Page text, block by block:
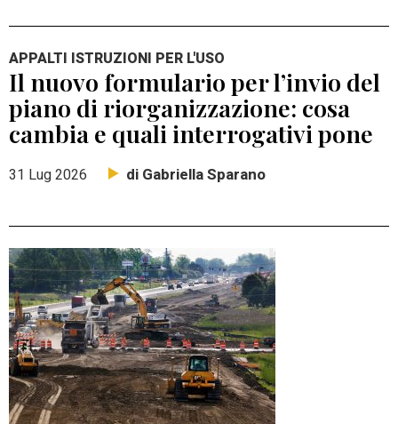
APPALTI ISTRUZIONI PER L'USO
Il nuovo formulario per l’invio del
piano di riorganizzazione: cosa
cambia e quali interrogativi pone
31 Lug 2026 di Gabriella Sparano